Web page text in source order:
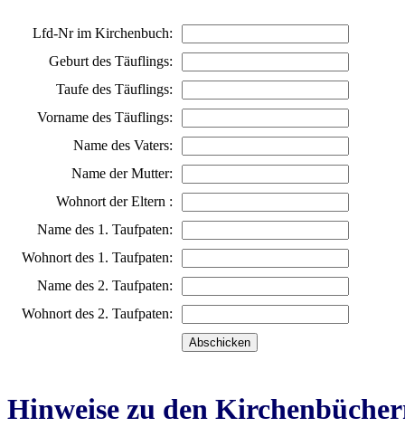
Lfd-Nr im Kirchenbuch:
Geburt des Täuflings:
Taufe des Täuflings:
Vorname des Täuflings:
Name des Vaters:
Name der Mutter:
Wohnort der Eltern :
Name des 1. Taufpaten:
Wohnort des 1. Taufpaten:
Name des 2. Taufpaten:
Wohnort des 2. Taufpaten:
Hinweise zu den